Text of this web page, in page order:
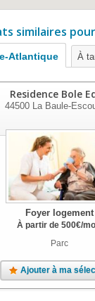
similaires
Atlantique À
Residence Bole
44500 La Baule-
Foyer logement
À partir de 500€/
Parc
Ajouter à ma